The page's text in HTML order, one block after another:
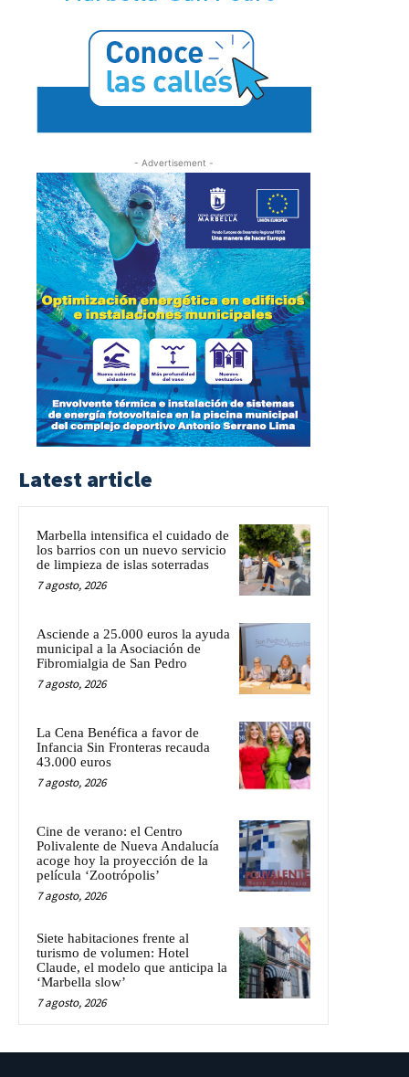
- Advertisement -
Latest article
Marbella intensifica el cuidado de
los barrios con un nuevo servicio
de limpieza de islas soterradas
7 agosto, 2026
Asciende a 25.000 euros la ayuda
municipal a la Asociación de
Fibromialgia de San Pedro
7 agosto, 2026
La Cena Benéfica a favor de
Infancia Sin Fronteras recauda
43.000 euros
7 agosto, 2026
Cine de verano: el Centro
Polivalente de Nueva Andalucía
acoge hoy la proyección de la
película ‘Zootrópolis’
7 agosto, 2026
Siete habitaciones frente al
turismo de volumen: Hotel
Claude, el modelo que anticipa la
‘Marbella slow’
7 agosto, 2026